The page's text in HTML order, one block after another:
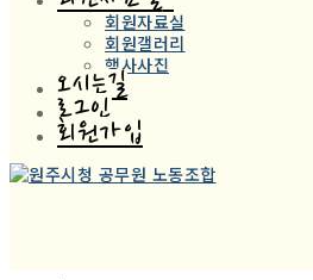
회원자료실
회원갤러리
행사사진
오시는길
로그인
회원가입